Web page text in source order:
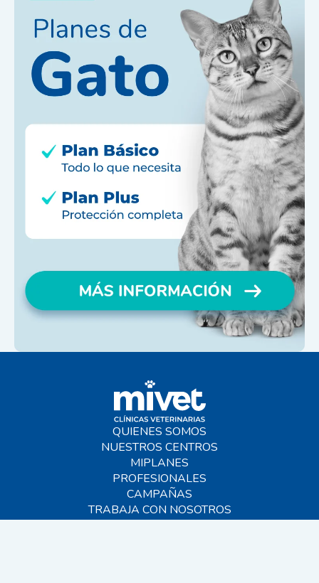
QUIENES SOMOS
NUESTROS CENTROS
MIPLANES
PROFESIONALES
CAMPAÑAS
TRABAJA CON NOSOTROS
BLOG